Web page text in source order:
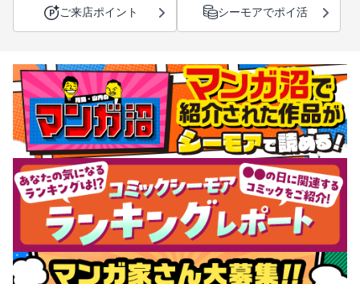
ご来店ポイント シーモアでポイ活